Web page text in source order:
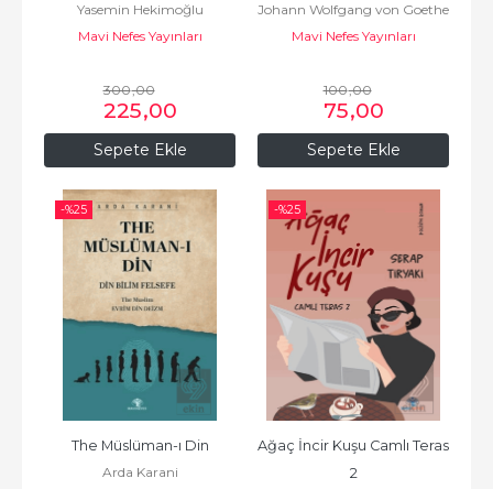
Sepete Ekle
Yasemin Hekimoğlu
Mavi Nefes Yayınları
300,00
225,00
Sepete Ekle
Johann Wolfgang von Goethe
Mavi Nefes Yayınları
100,00
75,00
-%25
The Müslüman-ı Din
Arda Karani
-%25
Ağaç İncir Kuşu Camlı Teras
2